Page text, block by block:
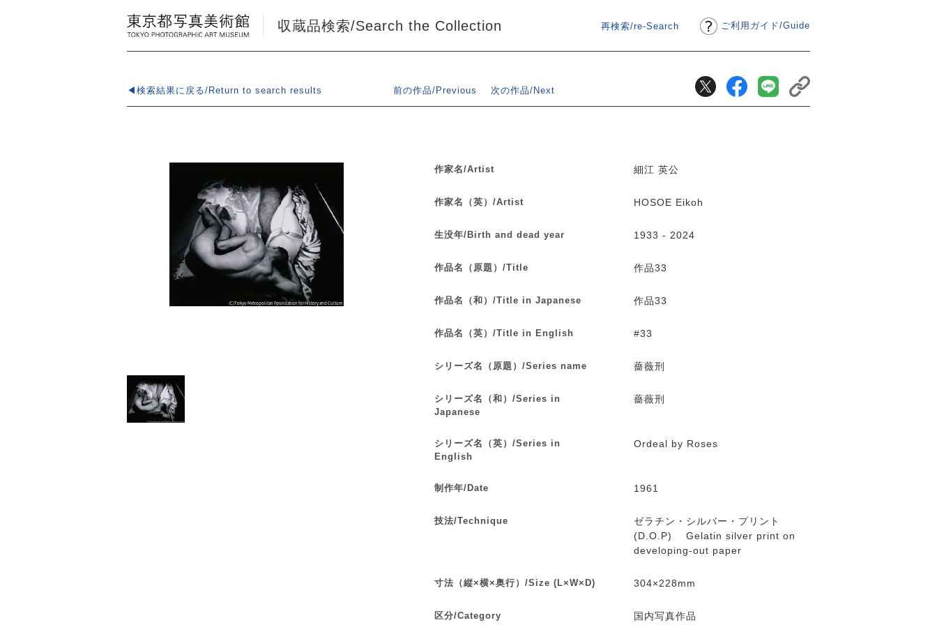
ご利用ガイド/Guide
収蔵品検索/Search the Collection 再検索/re-Search
◀検索結果に戻る/Return to search results 前の作品/Previous 次の作品/Next
作家名/Artist 細江 英公
作家名（英）/Artist HOSOE Eikoh
生没年/Birth and dead year 1933 - 2024
作品名（原題）/Title 作品33
作品名（和）/Title in Japanese 作品33
作品名（英）/Title in English #33
シリーズ名（原題）/Series name 薔薇刑
シリーズ名（和）/Series in
Japanese
薔薇刑
シリーズ名（英）/Series in
English
Ordeal by Roses
制作年/Date 1961
技法/Technique
ゼラチン・シルバー・プリント
(D.O.P) Gelatin silver print on
developing-out paper
寸法（縦×横×奥行）/Size (L×W×D) 304×228mm
区分/Category 国内写真作品